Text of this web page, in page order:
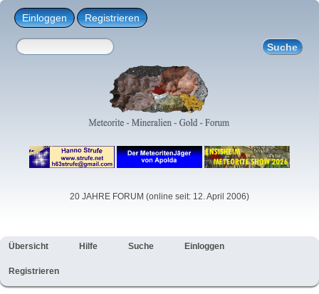
Einloggen Registrieren
20 JAHRE FORUM (online seit: 12. April 2006)
Übersicht Hilfe Suche Einloggen
Registrieren